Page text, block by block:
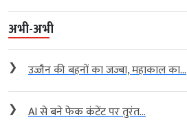
अभी-अभी
❯ उज्जैन की बहनों का जज्बा, महाकाल का...
❯ AI से बने फेक कंटेंट पर तुरंत...